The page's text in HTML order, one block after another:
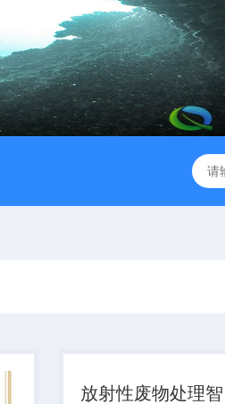
放射性废物处理智